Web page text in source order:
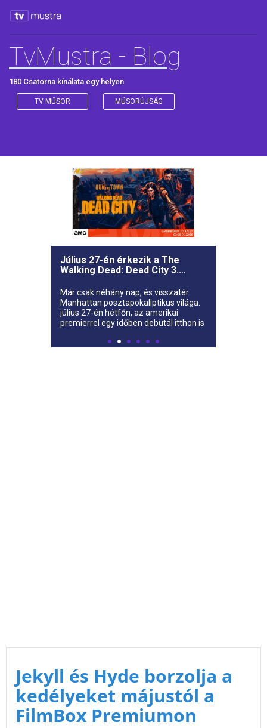
TvMustra - Blog
180 Csatorna kínálata egy helyen
TV MŰSOR MŰSORÚJSÁG
Július 27-én érkezik a The
Walking Dead: Dead City 3.
Már csak néhány nap, és visszatér
Manhattan posztapokaliptikus világa:
július 27-én hétfőn, az amerikai
premierrel egy időben debütál itthon is
City harmadik évada.
Jekyll és Hyde borzolja a
kedélyeket májustól a
FilmBox Premiumon